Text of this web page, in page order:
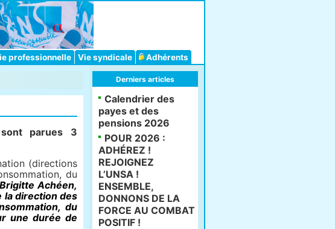
professionnelle Vie syndicale Adhérents
parues 3
(directions
du
Achéen,
la direction des
du
une durée de
Derniers articles
Calendrier des
payes et des
pensions 2026
POUR 2026 :
ADHÉREZ !
REJOIGNEZ
L’UNSA !
ENSEMBLE,
DONNONS DE LA
FORCE AU COMBAT
POSITIF !